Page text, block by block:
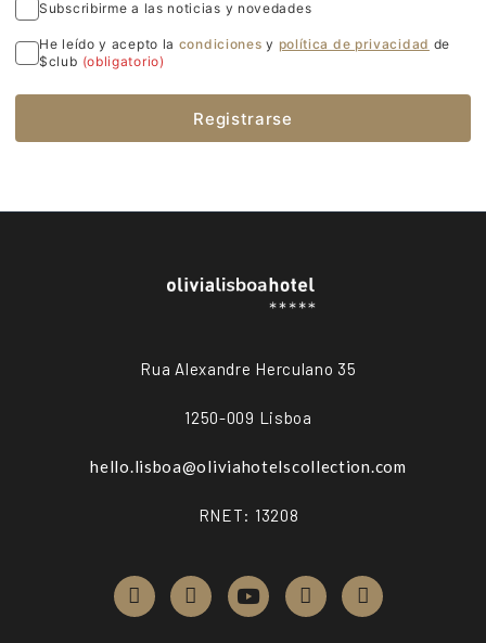
Subscribirme a las noticias y novedades
He leído y acepto la condiciones y política de privacidad de
$club (obligatorio)
Registrarse
Rua Alexandre Herculano 35
1250-009 Lisboa
hello.lisboa@oliviahotelscollection.com
RNET: 13208